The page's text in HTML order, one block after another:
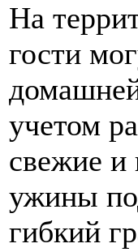
На
гости
учетом
свежие и
ужины
гибкий